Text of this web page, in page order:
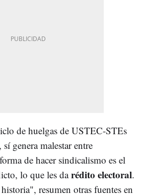
de huelgas de USTEC-STEs
genera malestar entre
de hacer sindicalismo es el
lo que les darédito electoral.
resumen otras fuentes en